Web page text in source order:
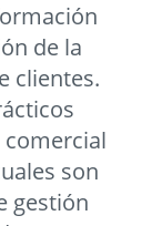
de la
clientes.
son
gestión